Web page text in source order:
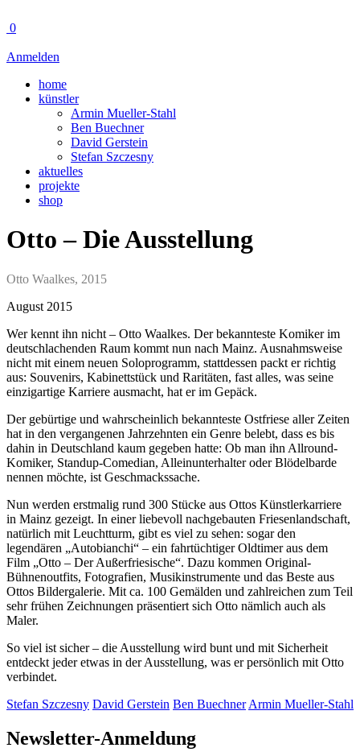
0
Anmelden
home
künstler
Armin Mueller-Stahl
Ben Buechner
David Gerstein
Stefan Szczesny
aktuelles
projekte
shop
Otto – Die Ausstellung
Otto Waalkes, 2015
August 2015
Wer kennt ihn nicht – Otto Waalkes. Der bekannteste Komiker im
deutschlachenden Raum kommt nun nach Mainz. Ausnahmsweise
nicht mit einem neuen Soloprogramm, stattdessen packt er richtig
aus: Souvenirs, Kabinettstück und Raritäten, fast alles, was seine
einzigartige Karriere ausmacht, hat er im Gepäck.
Der gebürtige und wahrscheinlich bekannteste Ostfriese aller Zeiten
hat in den vergangenen Jahrzehnten ein Genre belebt, dass es bis
dahin in Deutschland kaum gegeben hatte: Ob man ihn Allround-
Komiker, Standup-Comedian, Alleinunterhalter oder Blödelbarde
nennen möchte, ist Geschmackssache.
Nun werden erstmalig rund 300 Stücke aus Ottos Künstlerkarriere
in Mainz gezeigt. In einer liebevoll nachgebauten Friesenlandschaft,
natürlich mit Leuchtturm, gibt es viel zu sehen: sogar den
legendären „Autobianchi“ – ein fahrtüchtiger Oldtimer aus dem
Film „Otto – Der Außerfriesische“. Dazu kommen Original-
Bühnenoutfits, Fotografien, Musikinstrumente und das Beste aus
Ottos Bildergalerie. Mit ca. 100 Gemälden und zahlreichen zum Teil
sehr frühen Zeichnungen präsentiert sich Otto nämlich auch als
Maler.
So viel ist sicher – die Ausstellung wird bunt und mit Sicherheit
entdeckt jeder etwas in der Ausstellung, was er persönlich mit Otto
verbindet.
Stefan Szczesny David Gerstein Ben Buechner Armin Mueller-Stahl
Newsletter-Anmeldung